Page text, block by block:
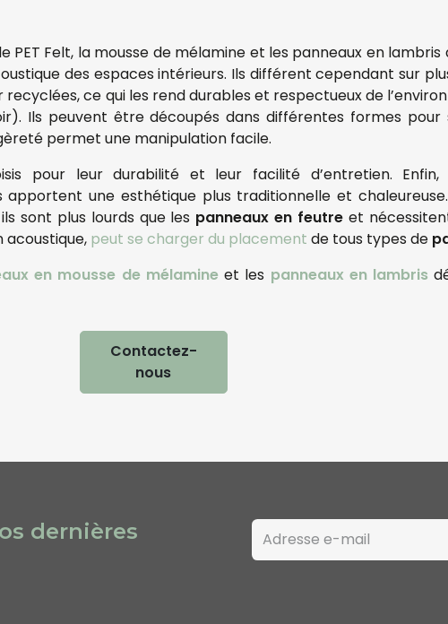
PET Felt, la mousse de mélamine et les panneaux en
des espaces intérieurs. Ils différent cependant sur
ce qui les rend durables et respectueux de
Ils peuvent être découpés dans différentes formes pour
permet une manipulation facile.
pour leur durabilité et leur facilité d’entretien. Enfin,
une esthétique plus traditionnelle et
sont plus lourds que les panneaux en feutreet
acoustique, peut se charger du placement de tous types de
en mousse de mélamine et les panneaux en lambris
Contactez-
nous
dernières